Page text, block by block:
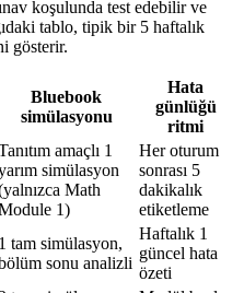
koşulunda test edebilir ve
tablo, tipik bir 5 haftalık
gösterir.
Bluebook
simülasyonu
Hata
günlüğü
ritmi
amaçlı 1
simülasyon
Math
1)
Her oturum
sonrası 5
dakikalık
etiketleme
1 tam simülasyon,
sonu analizli
Haftalık 1
güncel hata
özeti